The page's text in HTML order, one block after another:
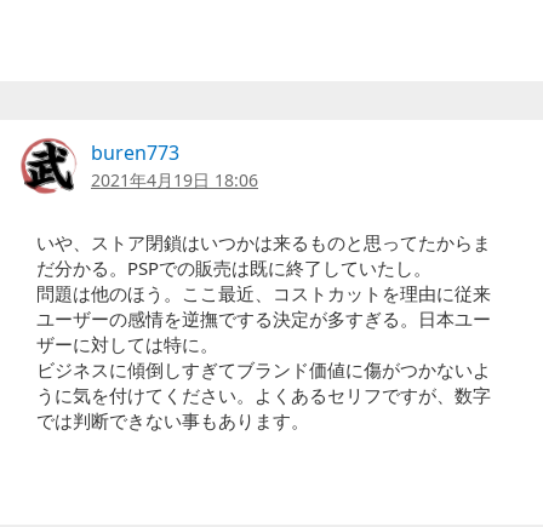
ョ
ン
buren773
2021年4月19日 18:06
いや、ストア閉鎖はいつかは来るものと思ってたからま
だ分かる。PSPでの販売は既に終了していたし。
問題は他のほう。ここ最近、コストカットを理由に従来
ユーザーの感情を逆撫でする決定が多すぎる。日本ユー
ザーに対しては特に。
ビジネスに傾倒しすぎてブランド価値に傷がつかないよ
うに気を付けてください。よくあるセリフですが、数字
では判断できない事もあります。